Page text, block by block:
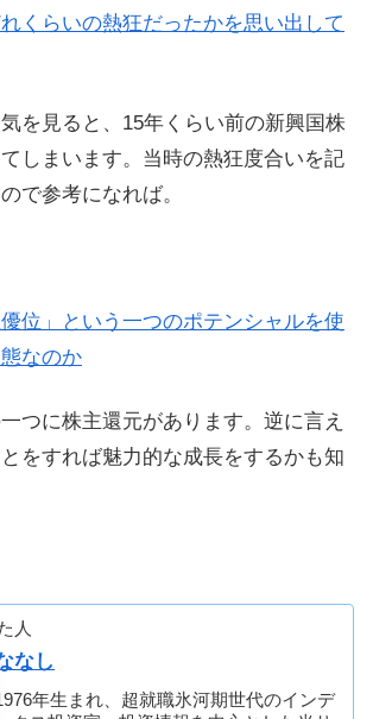
くらいの熱狂だったかを思い出して
を見ると、15年くらい前の新興国株
しまいます。当時の熱狂度合いを記
で参考になれば。
位」という一つのポテンシャルを使
なのか
つに株主還元があります。逆に言え
をすれば魅力的な成長をするかも知
人
なし
年生まれ、超就職氷河期世代のインデ